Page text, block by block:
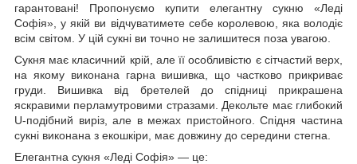
гарантовані! Пропонуємо купити елегантну сукню «Леді
Софія», у якій ви відчуватимете себе королевою, яка володіє
всім світом. У цій сукні ви точно не залишитеся поза увагою.
Сукня має класичний крій, але її особливістю є сітчастий верх,
на якому виконана гарна вишивка, що частково прикриває
груди. Вишивка від бретелей до спідниці прикрашена
яскравими перламутровими стразами. Декольте має глибокий
U-подібний виріз, але в межах пристойного. Спідня частина
сукні виконана з екошкіри, має довжину до середини стегна.
Елегантна сукня «Леді Софія» — це: